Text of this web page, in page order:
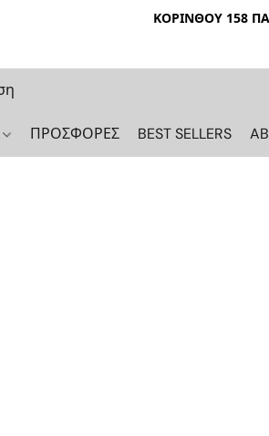
ΚΟΡΙΝΘΟΥ 158
ΠΡΟΣΦΟΡΕΣ BEST SELLERS